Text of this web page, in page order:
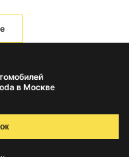
в Москве